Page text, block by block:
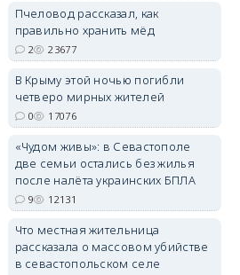
erid: 2SDnjdvhGXG
Пчеловод рассказал, как
правильно хранить мёд
2 23677
В Крыму этой ночью погибли
четверо мирных жителей
0 17076
«Чудом живы»: в Севастополе
две семьи остались без жилья
после налёта украинских БПЛА
9 12131
Что местная жительница
рассказала о массовом убийстве
в севастопольском селе